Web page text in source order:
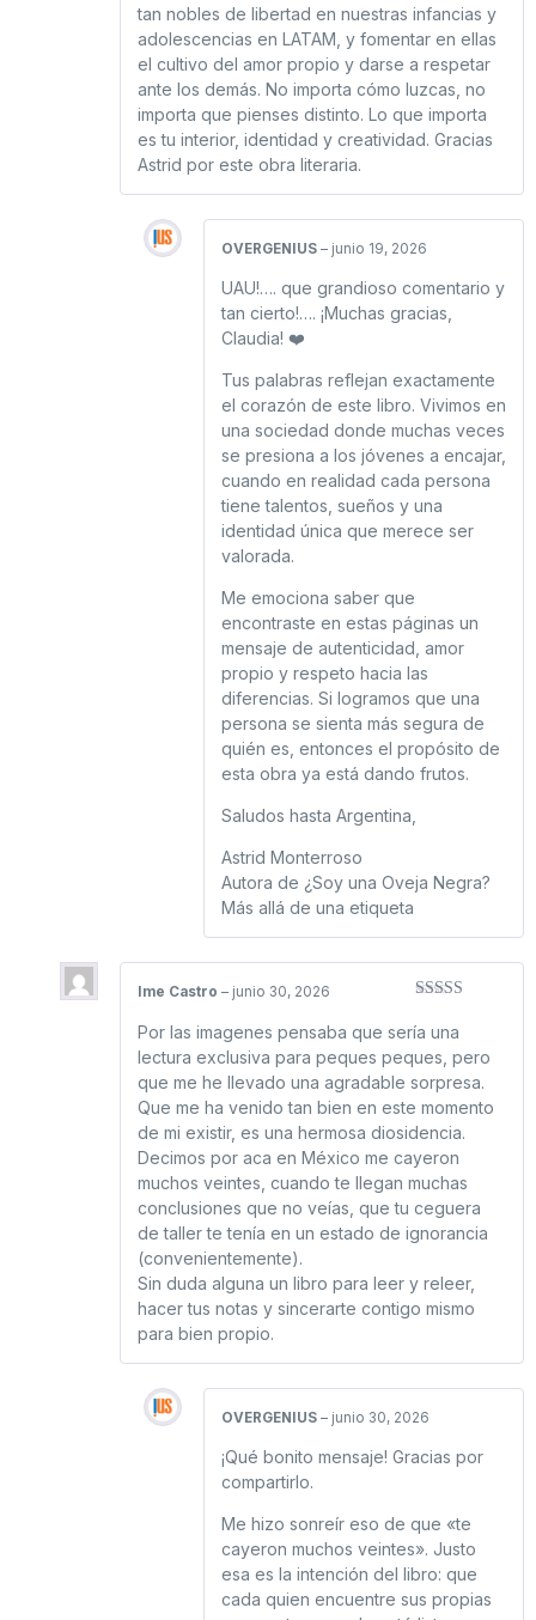
tan nobles de libertad en nuestras infancias y
adolescencias en LATAM, y fomentar en ellas
el cultivo del amor propio y darse a respetar
ante los demás. No importa cómo luzcas, no
importa que pienses distinto. Lo que importa
es tu interior, identidad y creatividad. Gracias
Astrid por este obra literaria.
OVERGENIUS – junio 19, 2026
UAU!…. que grandioso comentario y
tan cierto!…. ¡Muchas gracias,
Claudia! ❤️
Tus palabras reflejan exactamente
el corazón de este libro. Vivimos en
una sociedad donde muchas veces
se presiona a los jóvenes a encajar,
cuando en realidad cada persona
tiene talentos, sueños y una
identidad única que merece ser
valorada.
Me emociona saber que
encontraste en estas páginas un
mensaje de autenticidad, amor
propio y respeto hacia las
diferencias. Si logramos que una
persona se sienta más segura de
quién es, entonces el propósito de
esta obra ya está dando frutos.
Saludos hasta Argentina,
Astrid Monterroso
Autora de ¿Soy una Oveja Negra?
Más allá de una etiqueta
5de 5
Ime Castro – junio 30, 2026
Por las imagenes pensaba que sería una
lectura exclusiva para peques peques, pero
que me he llevado una agradable sorpresa.
Que me ha venido tan bien en este momento
de mi existir, es una hermosa diosidencia.
Decimos por aca en México me cayeron
muchos veintes, cuando te llegan muchas
conclusiones que no veías, que tu ceguera
de taller te tenía en un estado de ignorancia
(convenientemente).
Sin duda alguna un libro para leer y releer,
hacer tus notas y sincerarte contigo mismo
para bien propio.
OVERGENIUS – junio 30, 2026
¡Qué bonito mensaje! Gracias por
compartirlo.
Me hizo sonreír eso de que «te
cayeron muchos veintes». Justo
esa es la intención del libro: que
cada quien encuentre sus propias